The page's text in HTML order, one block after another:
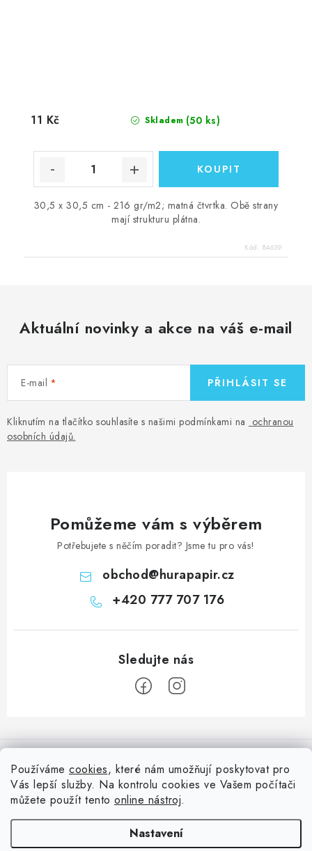
Používáme cookies, které nám umožňují poskytovat pro
Vás lepší služby. Na kontrolu cookies ve Vašem počítači
můžete použít tento online nástroj.
Nastavení
Skladem (50 ks)
11 Kč
30,5 x 30,5 cm - 216 gr/m2; matná čtvrtka. Obě strany
mají strukturu plátna.
Kód: 84639
Aktuální novinky a akce na váš e-mail
E-mail
Kliknutím na tlačítko souhlasíte s našimi podmínkami na ochranou
osobních údajů.
PŘIHLÁSIT SE
Pomůžeme vám s výběrem
Potřebujete s něčím poradit? Jsme tu pro vás!
obchod@hurapapir.cz
+420 777 707 176
á
Doprava
Nepřehlédněte
Blog s nápady a návody
Slovník pojmů, české návody